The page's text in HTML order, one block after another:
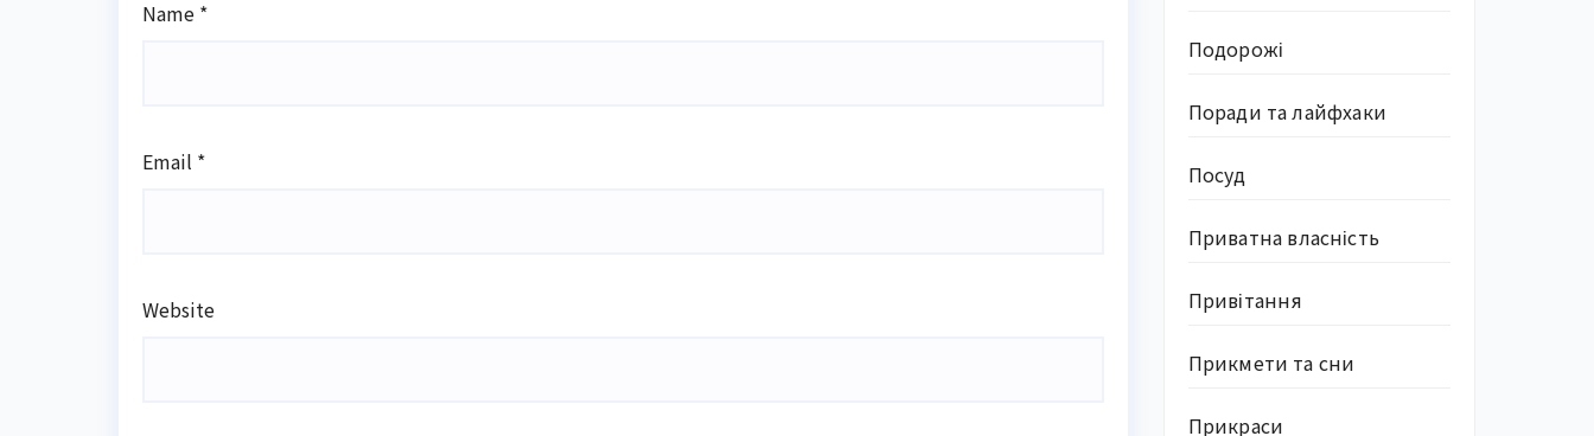
Name *
Email *
Website
Подорожі
Поради та лайфхаки
Посуд
Приватна власність
Привітання
Прикмети та сни
Прикраси